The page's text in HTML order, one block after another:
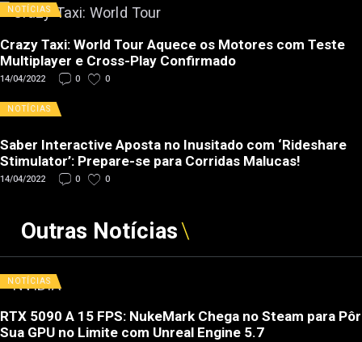
NOTÍCIAS
Crazy Taxi: World Tour Aquece os Motores com Teste
Multiplayer e Cross-Play Confirmado
14/04/2022 0 0
NOTÍCIAS
Saber Interactive Aposta no Inusitado com ‘Rideshare
Stimulator’: Prepare-se para Corridas Malucas!
14/04/2022 0 0
Outras Notícias
NOTÍCIAS
RTX 5090 A 15 FPS: NukeMark Chega no Steam para Pôr
Sua GPU no Limite com Unreal Engine 5.7